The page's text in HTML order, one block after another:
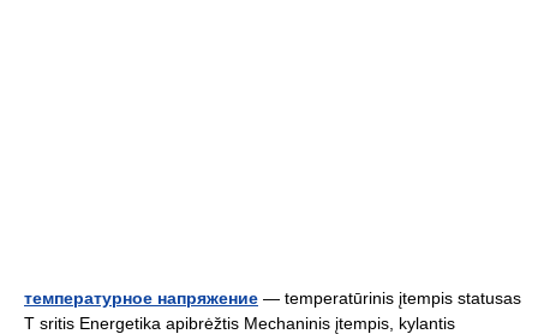
температурное напряжение — temperatūrinis įtempis statusas
T sritis Energetika apibrėžtis Mechaninis įtempis, kylantis